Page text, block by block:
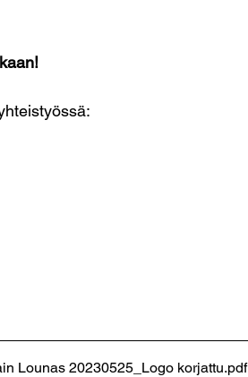
Lounas 20230525_Logo korjattu.pdf